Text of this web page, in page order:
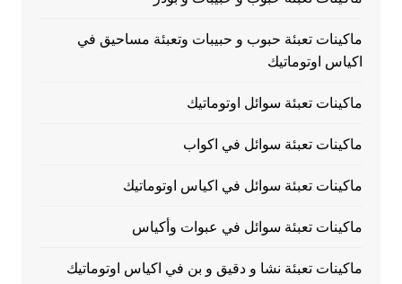
ماكينات تعبئة حبوب و حبيبات وتعبئة مساحيق في
اكياس اوتوماتيك
ماكينات تعبئة سوائل اوتوماتيك
ماكينات تعبئة سوائل في اكواب
ماكينات تعبئة سوائل في اكياس اوتوماتيك
ماكينات تعبئة سوائل في عبوات وأكياس
ماكينات تعبئة نشا و دقيق و بن في اكياس اوتوماتيك